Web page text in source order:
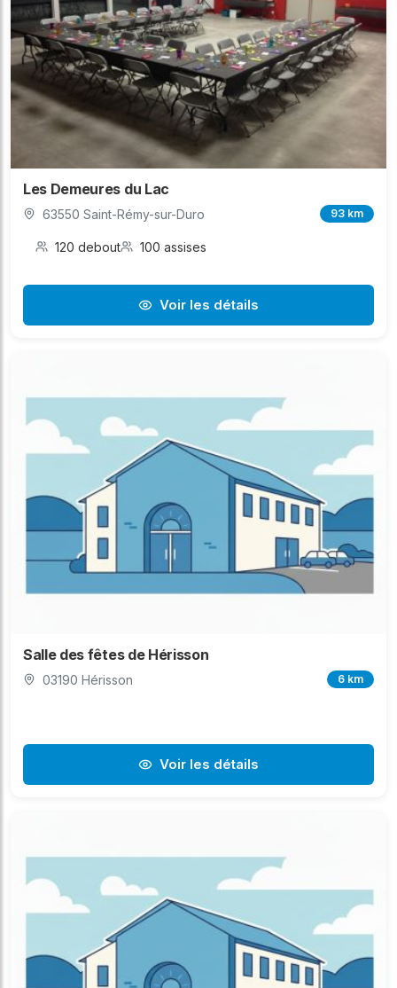
Les Demeures du Lac
63550 Saint-Rémy-sur-Duro 93 km
120 debout 100 assises
Voir les détails
Salle des fêtes de Hérisson
03190 Hérisson 6 km
Voir les détails